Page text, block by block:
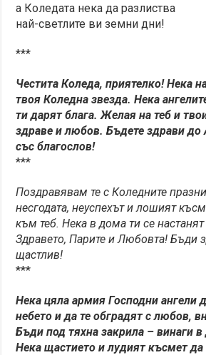
а Коледата нека да разлиства
най-светлите ви земни дни!
***
Честита Коледа, приятелко! Нека
твоя Коледна звезда. Нека
ти дарят блага. Желая на теб и
здраве и любов. Бъдете здрави до
със благослов!
***
Поздравявам те с Коледните
несгодата, неуспехът и лошият
към теб. Нека в дома ти се настанят
Здравето, Парите и Любовта! Бъди
щастлив!
***
Нека цяла армия Господни ангели
небето и да те обградят с любов,
Бъди под тяхна закрила – винаги
Нека щастието и лудият късмет да